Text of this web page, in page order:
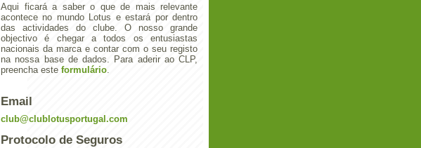
Aqui ficará a saber o que de mais relevante
acontece no mundo Lotus e estará por dentro
das actividades do clube. O nosso grande
objectivo é chegar a todos os entusiastas
nacionais da marca e contar com o seu registo
na nossa base de dados. Para aderir ao CLP,
preencha este formulário.
Email
club@clublotusportugal.com
Protocolo de Seguros